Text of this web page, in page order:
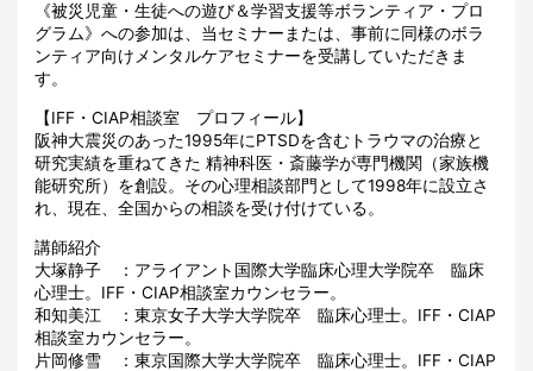
《被災児童・生徒への遊び＆学習支援等ボランティア・プロ
グラム》への参加は、当セミナーまたは、事前に同様のボラ
ンティア向けメンタルケアセミナーを受講していただきま
す。
【IFF・CIAP相談室 プロフィール】
阪神大震災のあった1995年にPTSDを含むトラウマの治療と
研究実績を重ねてきた 精神科医・斎藤学が専門機関（家族機
能研究所）を創設。その心理相談部門として1998年に設立さ
れ、現在、全国からの相談を受け付けている。
講師紹介
大塚静子 ：アライアント国際大学臨床心理大学院卒 臨床
心理士。IFF・CIAP相談室カウンセラー。
和知美江 ：東京女子大学大学院卒 臨床心理士。IFF・CIAP
相談室カウンセラー。
片岡修雪 ：東京国際大学大学院卒 臨床心理士。IFF・CIAP